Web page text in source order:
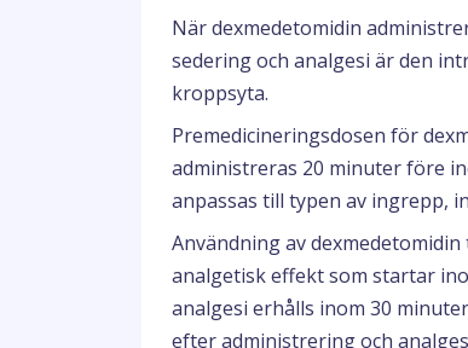
När dexmedetomidin
sedering och analgesi är den
kroppsyta.
Premedicineringsdosen för
administreras 20 minuter före
anpassas till typen av ingrepp,
Användning av
analgetisk effekt som startar
analgesi erhålls inom 30
efter administrering och